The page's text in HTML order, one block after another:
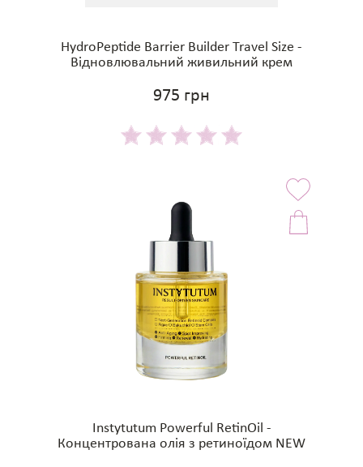
HydroPeptide Barrier Builder Travel Size -
Відновлювальний живильний крем
975 грн
Instytutum Powerful RetinOil -
Концентрована олія з ретиноїдом NEW